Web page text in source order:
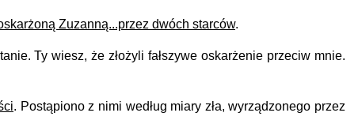
Zuzanną...przez dwóch starców.
Ty wiesz, że złożyli fałszywe oskarżenie przeciw mnie.
. Postąpiono z nimi według miary zła, wyrządzonego przez